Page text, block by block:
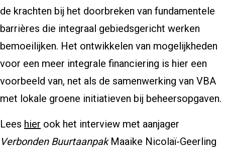
de krachten bij het doorbreken van fundamentele
barrières die integraal gebiedsgericht werken
bemoeilijken. Het ontwikkelen van mogelijkheden
voor een meer integrale financiering is hier een
voorbeeld van, net als de samenwerking van VBA
met lokale groene initiatieven bij beheersopgaven.
Lees hier ook het interview met aanjager
Verbonden BuurtaanpakMaaike Nicolaï-Geerling